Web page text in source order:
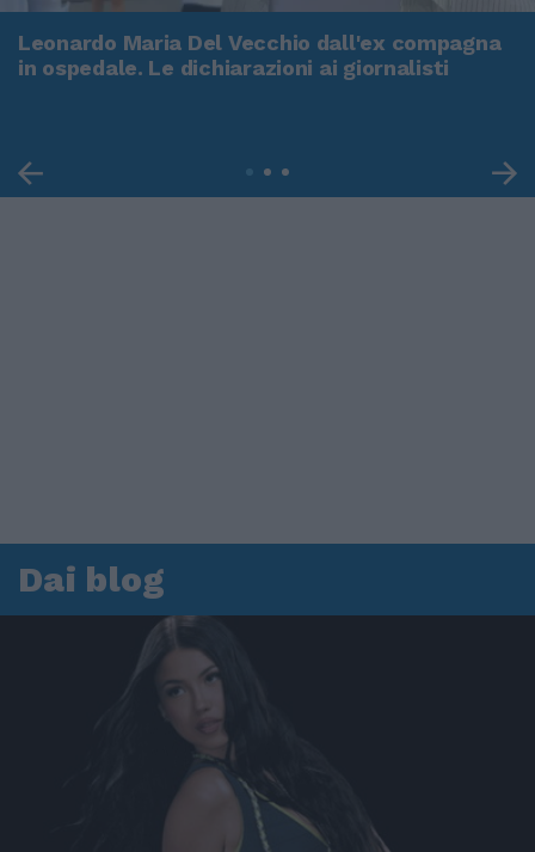
Leonardo Maria Del Vecchio dall'ex compagna
in ospedale. Le dichiarazioni ai giornalisti
Dai blog